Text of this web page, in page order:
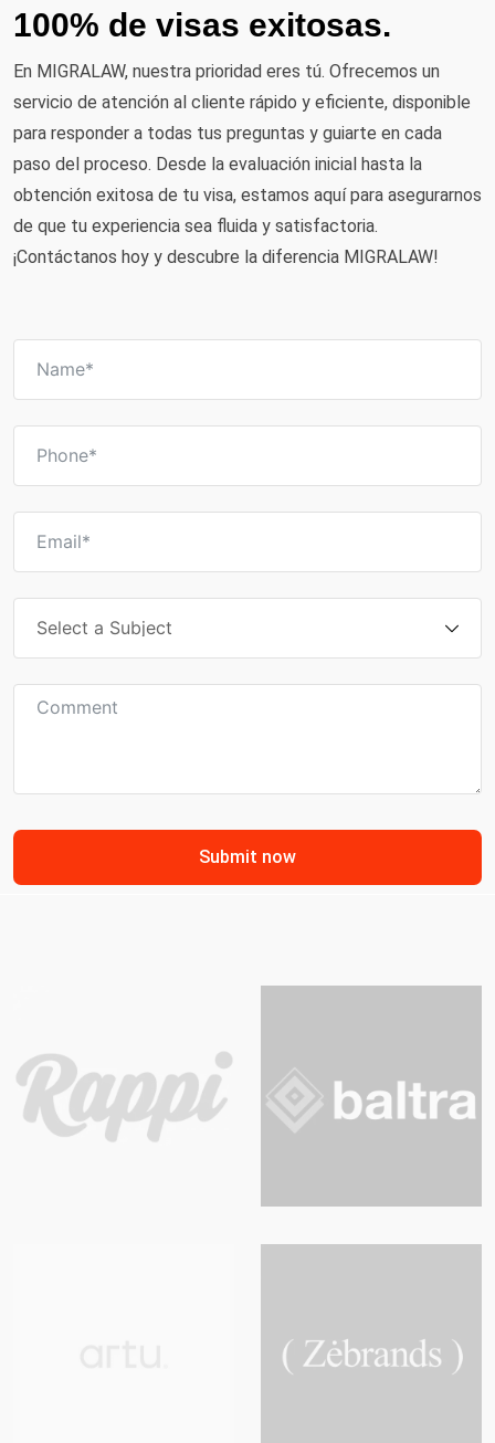
100% de visas exitosas.
En MIGRALAW, nuestra prioridad eres tú. Ofrecemos un
servicio de atención al cliente rápido y eficiente, disponible
para responder a todas tus preguntas y guiarte en cada
paso del proceso. Desde la evaluación inicial hasta la
obtención exitosa de tu visa, estamos aquí para asegurarnos
de que tu experiencia sea fluida y satisfactoria.
¡Contáctanos hoy y descubre la diferencia MIGRALAW!
Submit now